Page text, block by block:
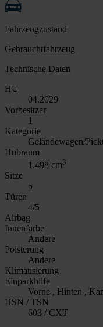
Fahrzeugzustand
Gebrauchtfahrzeug
Technische Daten
HU
04.2029
Vorbesitzer
1
Kategorie
Geländewagen/
Hubraum
1.498 cm3
Sitze
5
Türen
4/5
Airbag
Innenfarbe
Andere
Polsterung
Andere
Klimatisierung
Einparkhilfe
Vorne , Hinten ,
HSN / TSN
603 / CXT